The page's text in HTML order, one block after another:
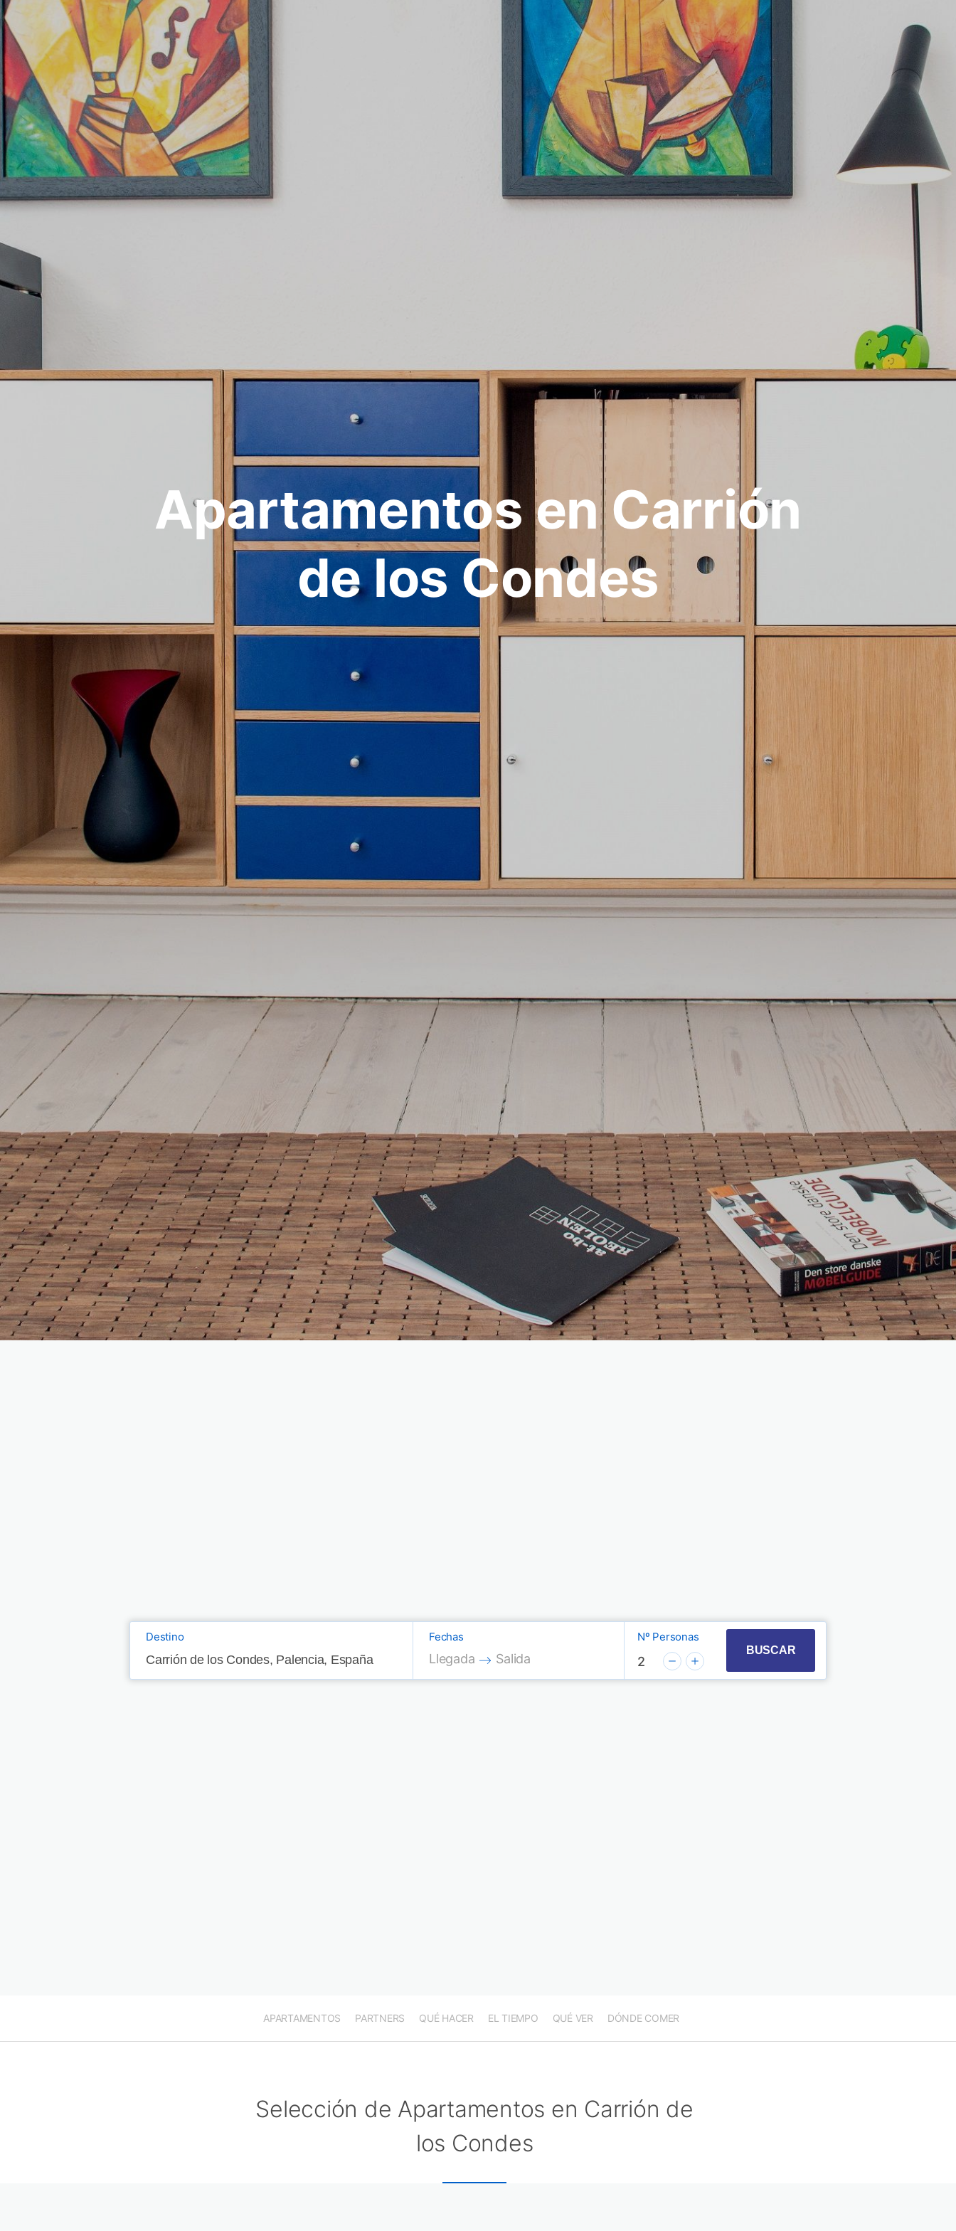
Apartamentos en Carrión
de los Condes
Destino Fechas
Press the down arrow key to interact with the calendar and select a date. Press the
Llegada
Press the down arrow key to interact with the calendar and select a date.
Salida
Nº Personas
2
BUSCAR
APARTAMENTOS PARTNERS QUÉ HACER EL TIEMPO QUÉ VER DÓNDE COMER
Selección de Apartamentos en Carrión de
los Condes